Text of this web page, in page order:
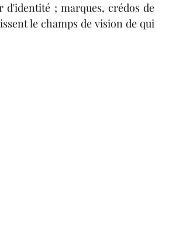
; marques, crédos de
le champs de vision de qui